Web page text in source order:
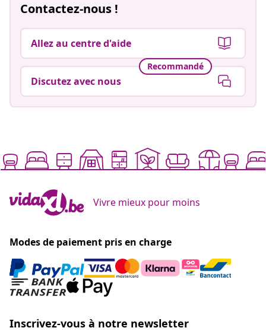
Contactez-nous !
Allez au centre d'aide
Recommandé
Discutez avec nous
Vivre mieux pour moins
Modes de paiement pris en charge
Inscrivez-vous à notre newsletter